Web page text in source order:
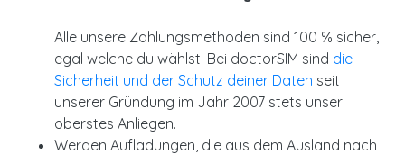
Alle unsere Zahlungsmethoden sind 100 % sicher,
egal welche du wählst. Bei doctorSIM sind die
Sicherheit und der Schutz deiner Daten seit
unserer Gründung im Jahr 2007 stets unser
oberstes Anliegen.
Werden Aufladungen, die aus dem Ausland nach